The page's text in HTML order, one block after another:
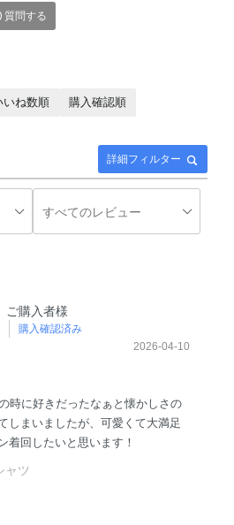
質問する
詳細フィルター
いね数順 購入確認順
ご購入者様
購入確認済み
2026-04-10
時に好きだったなぁと懐かしさの
しまいましたが、可愛くて大満足
着回したいと思います！
ャツ